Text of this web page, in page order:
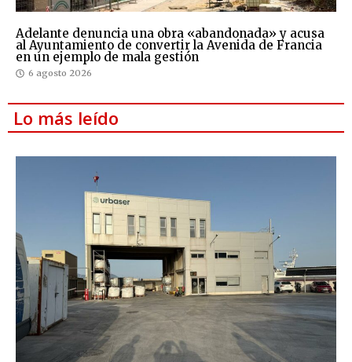
Adelante denuncia una obra «abandonada» y acusa
al Ayuntamiento de convertir la Avenida de Francia
en un ejemplo de mala gestión
6 agosto 2026
Lo más leído